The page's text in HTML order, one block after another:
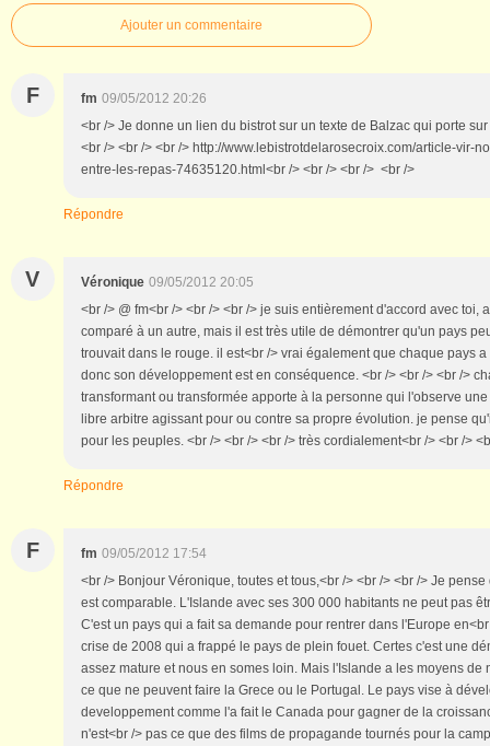
Ajouter un commentaire
F fm 09/05/2012 20:26
<br /> Je donne un lien du bistrot sur un texte de Balzac qui porte
<br /> <br /> <br /> http://www.lebistrotdelarosecroix.com/article-vir-
entre-les-repas-74635120.html<br /> <br /> <br /> <br />
Répondre
V Véronique 09/05/2012 20:05
<br /> @ fm<br /> <br /> <br /> je suis entièrement d'accord avec toi,
comparé à un autre, mais il est très utile de démontrer qu'un pays
trouvait dans le rouge. il est<br /> vrai également que chaque pays
donc son développement est en conséquence. <br /> <br /> <br />
transformant ou transformée apporte à la personne qui l'observe
libre arbitre agissant pour ou contre sa propre évolution. je pense
pour les peuples. <br /> <br /> <br /> très cordialement<br /> <br />
Répondre
F fm 09/05/2012 17:54
<br /> Bonjour Véronique, toutes et tous,<br /> <br /> <br /> Je
est comparable. L'Islande avec ses 300 000 habitants ne peut pas
C'est un pays qui a fait sa demande pour rentrer dans l'Europe
crise de 2008 qui a frappé le pays de plein fouet. Certes c'est une
assez mature et nous en somes loin. Mais l'Islande a les moyens de
ce que ne peuvent faire la Grece ou le Portugal. Le pays vise à
developpement comme l'a fait le Canada pour gagner de la
n'est<br /> pas ce que des films de propagande tournés pour la